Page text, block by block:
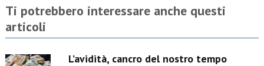
Ti potrebbero interessare anche questi
articoli
L’avidità, cancro del nostro tempo